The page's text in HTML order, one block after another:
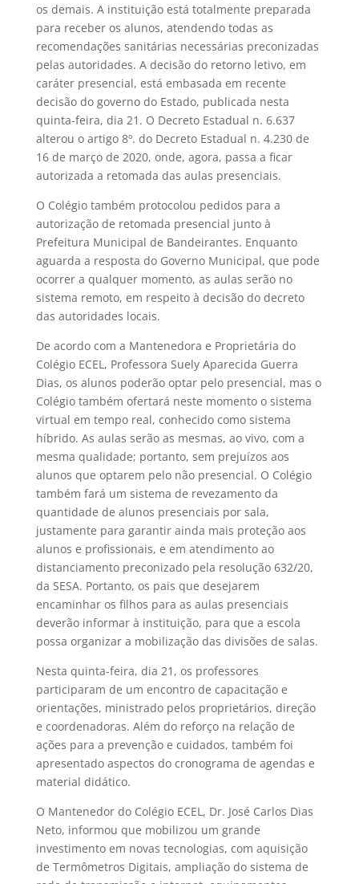
os demais. A instituição está totalmente preparada
para receber os alunos, atendendo todas as
recomendações sanitárias necessárias preconizadas
pelas autoridades. A decisão do retorno letivo, em
caráter presencial, está embasada em recente
decisão do governo do Estado, publicada nesta
quinta-feira, dia 21. O Decreto Estadual n. 6.637
alterou o artigo 8º. do Decreto Estadual n. 4.230 de
16 de março de 2020, onde, agora, passa a ficar
autorizada a retomada das aulas presenciais.
O Colégio também protocolou pedidos para a
autorização de retomada presencial junto à
Prefeitura Municipal de Bandeirantes. Enquanto
aguarda a resposta do Governo Municipal, que pode
ocorrer a qualquer momento, as aulas serão no
sistema remoto, em respeito à decisão do decreto
das autoridades locais.
De acordo com a Mantenedora e Proprietária do
Colégio ECEL, Professora Suely Aparecida Guerra
Dias, os alunos poderão optar pelo presencial, mas o
Colégio também ofertará neste momento o sistema
virtual em tempo real, conhecido como sistema
híbrido. As aulas serão as mesmas, ao vivo, com a
mesma qualidade; portanto, sem prejuízos aos
alunos que optarem pelo não presencial. O Colégio
também fará um sistema de revezamento da
quantidade de alunos presenciais por sala,
justamente para garantir ainda mais proteção aos
alunos e profissionais, e em atendimento ao
distanciamento preconizado pela resolução 632/20,
da SESA. Portanto, os pais que desejarem
encaminhar os filhos para as aulas presenciais
deverão informar à instituição, para que a escola
possa organizar a mobilização das divisões de salas.
Nesta quinta-feira, dia 21, os professores
participaram de um encontro de capacitação e
orientações, ministrado pelos proprietários, direção
e coordenadoras. Além do reforço na relação de
ações para a prevenção e cuidados, também foi
apresentado aspectos do cronograma de agendas e
material didático.
O Mantenedor do Colégio ECEL, Dr. José Carlos Dias
Neto, informou que mobilizou um grande
investimento em novas tecnologias, com aquisição
de Termômetros Digitais, ampliação do sistema de